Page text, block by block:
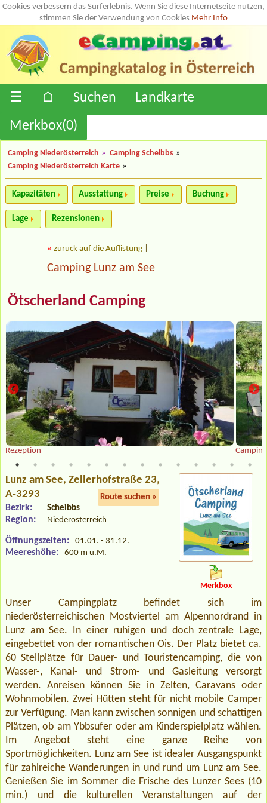
Cookies verbessern das Surferlebnis. Wenn Sie diese Internetseite nutzen,
stimmen Sie der Verwendung von Cookies Mehr Info
☰ ⌂ Suchen
Landkarte
Merkbox(0)
Camping Niederösterreich » Camping Scheibbs »
Camping Niederösterreich Karte »
Kapazitäten Ausstattung Preise Buchung
Lage Rezensionen
« zurück auf die Auflistung
Camping Lunz am See
Ötscherland Camping
Rezeption
Lunz am See, Zellerhofstraße 23,
A-3293
Route suchen »
Bezirk: Scheibbs
Region: Niederösterreich
Öffnungszeiten: 01.01. - 31.12.
Meereshöhe: 600 m ü.M.
Merkbox
Unser Campingplatz befindet sich im
niederösterreichischen Mostviertel am Alpennordrand in
Lunz am See. In einer ruhigen und doch zentrale Lage,
eingebettet von der romantischen Ois. Der Platz bietet ca.
60 Stellplätze für Dauer- und Touristencamping, die von
Wasser-, Kanal- und Strom- und Gasleitung versorgt
werden. Anreisen können Sie in Zelten, Caravans oder
Wohnmobilen. Zwei Hütten steht für nicht mobile Camper
zur Verfügung. Man kann zwischen sonnigen und schattigen
Plätzen, ob am Ybbsufer oder am Kinderspielplatz wählen.
Im Angebot steht eine ganze Reihe von
Sportmöglichkeiten. Lunz am See ist idealer Ausgangspunkt
für zahlreiche Wanderungen in und rund um Lunz am See.
Genießen Sie im Sommer die Frische des Lunzer Sees (10
min.) und die kulturellen Veranstaltungen auf der